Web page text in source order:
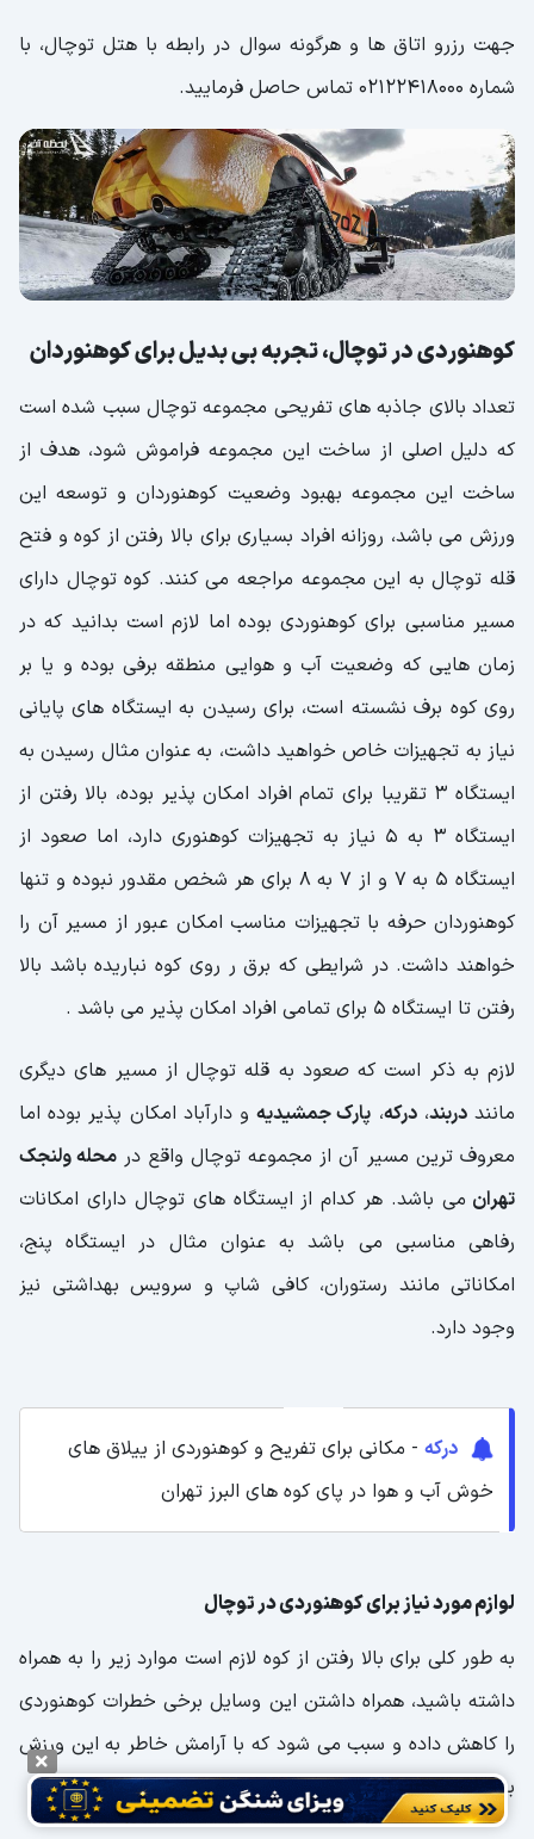
جهت رزرو اتاق ها و هرگونه سوال در رابطه با هتل توچال، با
شماره 02122418000 تماس حاصل فرمایید.
کوهنوردی در توچال، تجربه بی بدیل برای کوهنوردان
تعداد بالای جاذبه های تفریحی مجموعه توچال سبب شده است
که دلیل اصلی از ساخت این مجموعه فراموش شود، هدف از
ساخت این مجموعه بهبود وضعیت کوهنوردان و توسعه این
ورزش می باشد، روزانه افراد بسیاری برای بالا رفتن از کوه و فتح
قله توچال به این مجموعه مراجعه می کنند. کوه توچال دارای
مسیر مناسبی برای کوهنوردی بوده اما لازم است بدانید که در
زمان هایی که وضعیت آب و هوایی منطقه برفی بوده و یا بر
روی کوه برف نشسته است، برای رسیدن به ایستگاه های پایانی
نیاز به تجهیزات خاص خواهید داشت، به عنوان مثال رسیدن به
ایستگاه 3 تقریبا برای تمام افراد امکان پذیر بوده، بالا رفتن از
ایستگاه 3 به 5 نیاز به تجهیزات کوهنوری دارد، اما صعود از
ایستگاه 5 به 7 و از 7 به 8 برای هر شخص مقدور نبوده و تنها
کوهنوردان حرفه با تجهیزات مناسب امکان عبور از مسیر آن را
خواهند داشت. در شرایطی که برق ر روی کوه نباریده باشد بالا
رفتن تا ایستگاه 5 برای تمامی افراد امکان پذیر می باشد .
لازم به ذکر است که صعود به قله توچال از مسیر های دیگری
ماننددربند،درکه، پارک جمشیدیهو دارآباد امکان پذیر بوده اما
معروف ترین مسیر آن از مجموعه توچال واقع در محله ولنجک
تهران می باشد. هر کدام از ایستگاه های توچال دارای امکانات
رفاهی مناسبی می باشد به عنوان مثال در ایستگاه پنج،
امکاناتی مانند رستوران، کافی شاپ و سرویس بهداشتی نیز
وجود دارد.
درکه - مکانی برای تفریح و کوهنوردی از ییلاق های
خوش آب و هوا در پای کوه های البرز تهران
لوازم مورد نیاز برای کوهنوردی در توچال
به طور کلی برای بالا رفتن از کوه لازم است موارد زیر را به همراه
داشته باشید، همراه داشتن این وسایل برخی خطرات کوهنوردی
را کاهش داده و سبب می شود که با آرامش خاطر به این ورزش
بپردازید.